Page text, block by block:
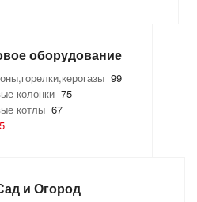
БЕНЗОИНСТРУМЕНТЫ
СВЕТОТЕХНИКА
оборудование
99
колонки 75
котлы 67
и Огород